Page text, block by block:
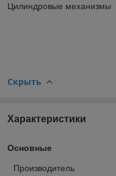
Цилиндровые механизмы
Скрыть
Характеристики
Основные
Производитель